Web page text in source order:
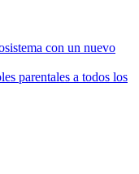
con un nuevo
parentales a todos los